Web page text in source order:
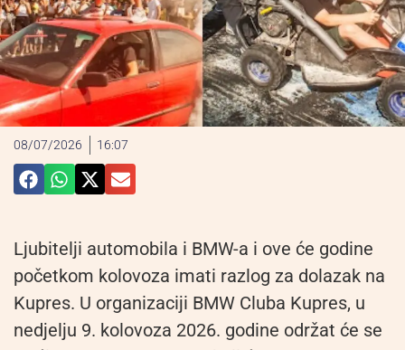
08/07/2026 16:07
Ljubitelji automobila i BMW-a i ove će godine
početkom kolovoza imati razlog za dolazak na
Kupres. U organizaciji BMW Cluba Kupres, u
nedjelju 9. kolovoza 2026. godine održat će se